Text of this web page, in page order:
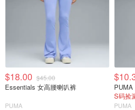
$18.00 $45.00
Essentials 女高腰喇叭裤
PUMA
S码捡
PUMA